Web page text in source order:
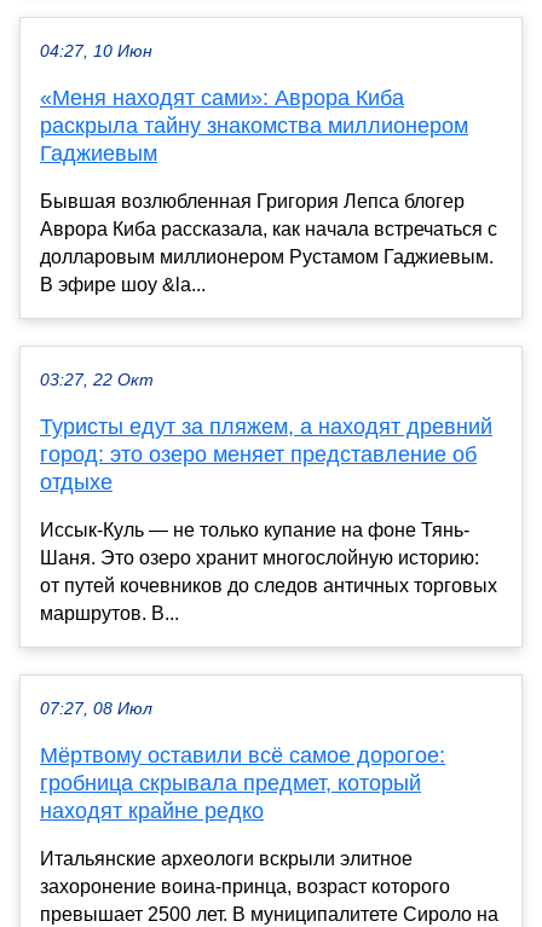
04:27, 10 Июн
«Меня находят сами»: Аврора Киба
раскрыла тайну знакомства миллионером
Гаджиевым
Бывшая возлюбленная Григория Лепса блогер
Аврора Киба рассказала, как начала встречаться с
долларовым миллионером Рустамом Гаджиевым.
В эфире шоу &la...
03:27, 22 Окт
Туристы едут за пляжем, а находят древний
город: это озеро меняет представление об
отдыхе
Иссык-Куль — не только купание на фоне Тянь-
Шаня. Это озеро хранит многослойную историю:
от путей кочевников до следов античных торговых
маршрутов. В...
07:27, 08 Июл
Мёртвому оставили всё самое дорогое:
гробница скрывала предмет, который
находят крайне редко
Итальянские археологи вскрыли элитное
захоронение воина-принца, возраст которого
превышает 2500 лет. В муниципалитете Сироло на